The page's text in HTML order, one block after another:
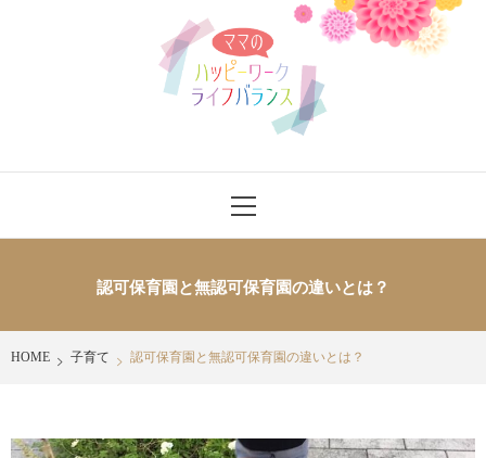
ママのハッ
ピーワーク
ライフバラ
Menu
認可保育園と無認可保育園の違いとは？
HOME 子育て 認可保育園と無認可保育園の違いとは？